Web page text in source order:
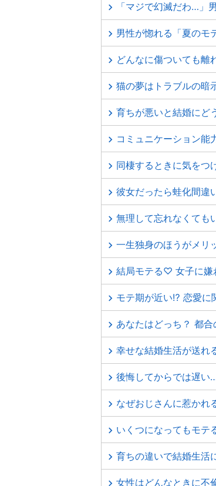
「マジで幻滅だわ…」
男性が惚れる「夏のモ
どんなに傷ついても離
猫の夢はトラブルの暗
育ちが悪いと結婚にど
コミュニケーション能
同棲するときに気をつ
彼女だったら蛙化間違
無理して忘れなくても
一生独身のほうがメリ
結局モテる♡ 女子に嫌
モテ期が近い⁉ 恋愛に
あなたはどっち？ 都
幸せな結婚生活が送れ
後悔してからでは遅い
なぜおじさんに惹かれ
いくつになってもモテ
育ちの違いで結婚生活
女性はどんなときに不